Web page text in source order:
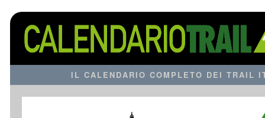
IL CALENDARIO COMPLETO DEI TRAIL